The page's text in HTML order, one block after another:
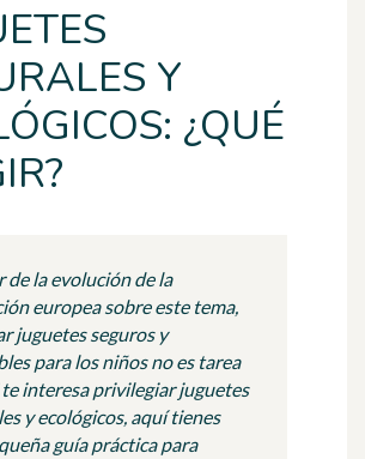
Y
¿QUÉ
de la evolución de la
europea sobre este tema,
juguetes seguros y
para los niños no es tarea
te interesa privilegiar juguetes
y ecológicos, aquí tienes
guía práctica para